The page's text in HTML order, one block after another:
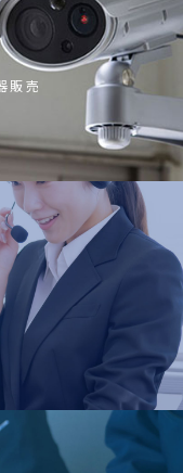
販売